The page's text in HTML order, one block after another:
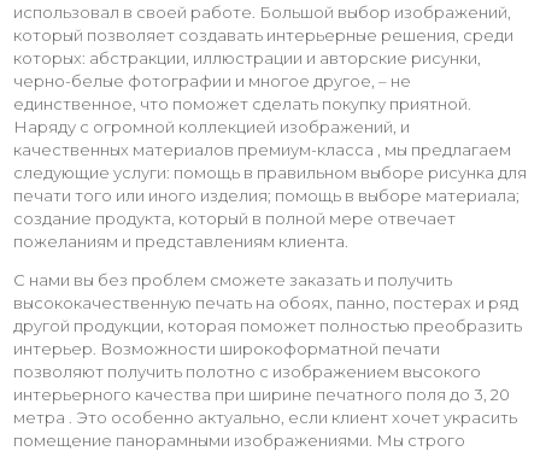
использовал в своей работе. Большой выбор изображений,
который позволяет создавать интерьерные решения, среди
которых: абстракции, иллюстрации и авторские рисунки,
черно-белые фотографии и многое другое, – не
единственное, что поможет сделать покупку приятной.
Наряду с огромной коллекцией изображений, и
качественных материалов премиум-класса , мы предлагаем
следующие услуги: помощь в правильном выборе рисунка для
печати того или иного изделия; помощь в выборе материала;
создание продукта, который в полной мере отвечает
пожеланиям и представлениям клиента.
С нами вы без проблем сможете заказать и получить
высококачественную печать на обоях, панно, постерах и ряд
другой продукции, которая поможет полностью преобразить
интерьер. Возможности широкоформатной печати
позволяют получить полотно с изображением высокого
интерьерного качества при ширине печатного поля до 3, 20
метра . Это особенно актуально, если клиент хочет украсить
помещение панорамными изображениями. Мы строго